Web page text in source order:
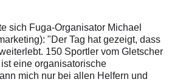
sich Fuga-Organisator Michael
"Der Tag hat gezeigt, dass
150 Sportler vom Gletscher
eine organisatorische
mich nur bei allen Helfern und